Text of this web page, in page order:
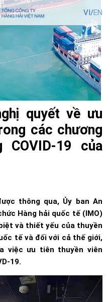
VI/EN
quyết về ưu
các chương
19 của
thông qua, Ủy ban An
Hàng hải quốc tế (IMO)
và thiết yếu của thuyền
tế và đối với cả thế giới,
việc ưu tiên thuyền viên
19.